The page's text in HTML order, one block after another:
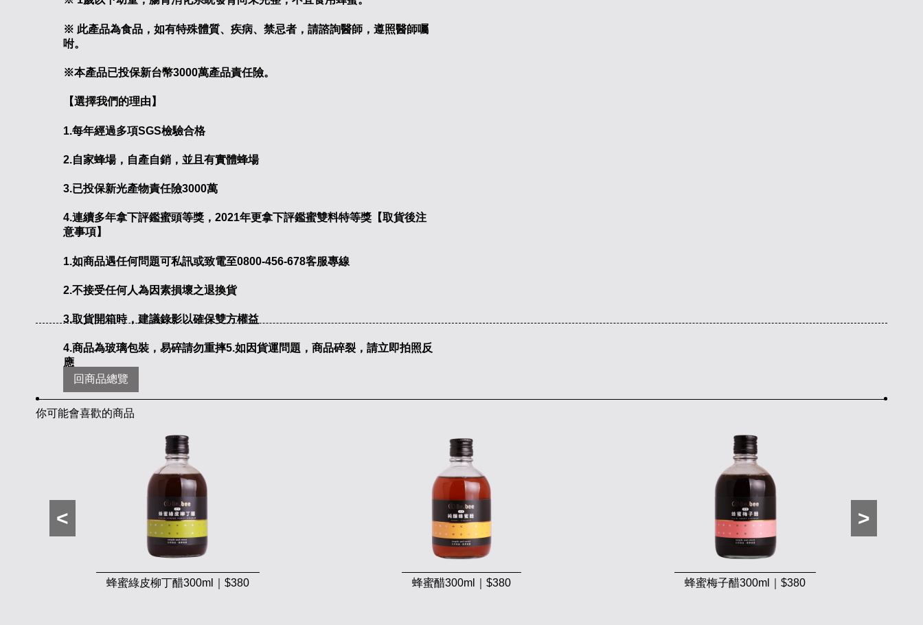
※ 此產品為食品，如有特殊體質、疾病、禁忌者，請諮詢醫師，遵照醫師囑
咐。
※本產品已投保新台幣3000萬產品責任險。
【選擇我們的理由】
1.每年經過多項SGS檢驗合格
2.自家蜂場，自產自銷，並且有實體蜂場
3.已投保新光產物責任險3000萬
4.連續多年拿下評鑑蜜頭等獎，2021年更拿下評鑑蜜雙料特等獎【取貨後注
意事項】
1.如商品遇任何問題可私訊或致電至0800-456-678客服專線
2.不接受任何人為因素損壞之退換貨
3.取貨開箱時，建議錄影以確保雙方權益
4.商品為玻璃包裝，易碎請勿重摔5.如因貨運問題，商品碎裂，請立即拍照反
應
回商品總覽
你可能會喜歡的商品
蜂蜜綠皮柳丁醋300ml｜$380 蜂蜜醋300ml｜$380 蜂蜜梅子醋300ml｜$380